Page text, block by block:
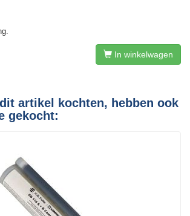
In winkelwagen
artikel kochten, hebben ook
gekocht: